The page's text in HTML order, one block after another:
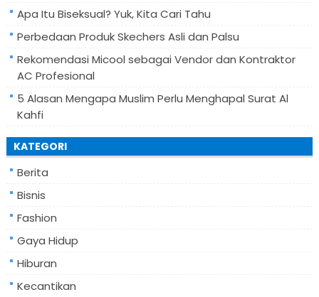
Apa Itu Biseksual? Yuk, Kita Cari Tahu
Perbedaan Produk Skechers Asli dan Palsu
Rekomendasi Micool sebagai Vendor dan Kontraktor
AC Profesional
5 Alasan Mengapa Muslim Perlu Menghapal Surat Al
Kahfi
KATEGORI
Berita
Bisnis
Fashion
Gaya Hidup
Hiburan
Kecantikan